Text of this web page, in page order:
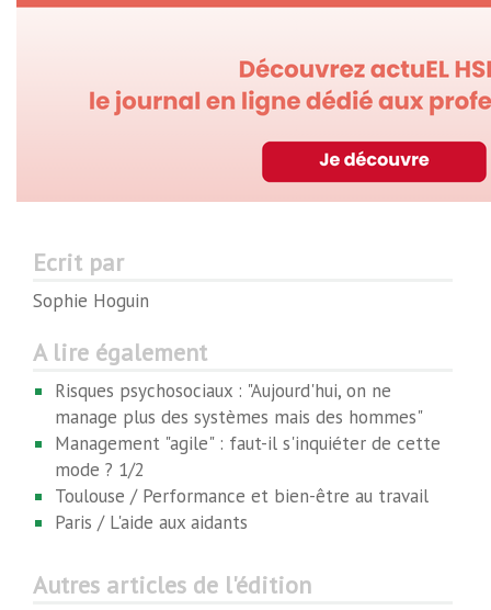
Ecrit par
Sophie Hoguin
A lire également
Risques psychosociaux : "Aujourd'hui, on ne
manage plus des systèmes mais des hommes"
Management "agile" : faut-il s'inquiéter de cette
mode ? 1/2
Toulouse / Performance et bien-être au travail
Paris / L'aide aux aidants
Autres articles de l'édition